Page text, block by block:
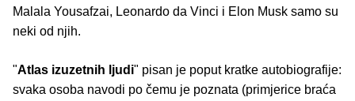
Malala Yousafzai, Leonardo da Vinci i Elon Musk samo su
neki od njih.
"Atlas izuzetnih ljudi" pisan je poput kratke autobiografije:
svaka osoba navodi po čemu je poznata (primjerice braća